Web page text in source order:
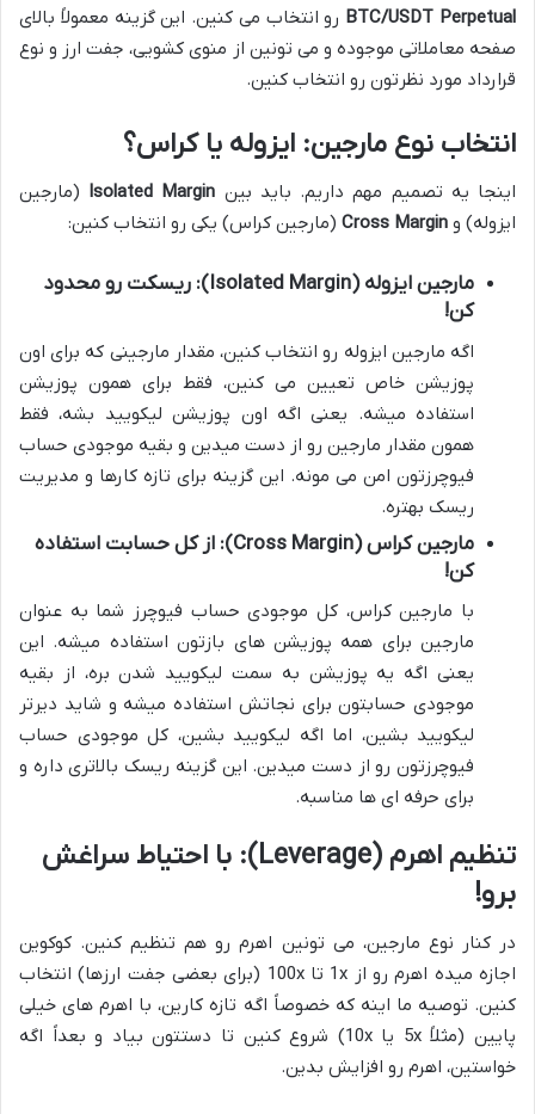
BTC/USDT Perpetual رو انتخاب می کنین. این گزینه معمولاً بالای
صفحه معاملاتی موجوده و می تونین از منوی کشویی، جفت ارز و نوع
قرارداد مورد نظرتون رو انتخاب کنین.
انتخاب نوع مارجین: ایزوله یا کراس؟
اینجا یه تصمیم مهم داریم. باید بین Isolated Margin (مارجین
ایزوله) و Cross Margin (مارجین کراس) یکی رو انتخاب کنین:
مارجین ایزوله (Isolated Margin): ریسکت رو محدود
کن!
اگه مارجین ایزوله رو انتخاب کنین، مقدار مارجینی که برای اون
پوزیشن خاص تعیین می کنین، فقط برای همون پوزیشن
استفاده میشه. یعنی اگه اون پوزیشن لیکویید بشه، فقط
همون مقدار مارجین رو از دست میدین و بقیه موجودی حساب
فیوچرزتون امن می مونه. این گزینه برای تازه کارها و مدیریت
ریسک بهتره.
مارجین کراس (Cross Margin): از کل حسابت استفاده
کن!
با مارجین کراس، کل موجودی حساب فیوچرز شما به عنوان
مارجین برای همه پوزیشن های بازتون استفاده میشه. این
یعنی اگه یه پوزیشن به سمت لیکویید شدن بره، از بقیه
موجودی حسابتون برای نجاتش استفاده میشه و شاید دیرتر
لیکویید بشین، اما اگه لیکویید بشین، کل موجودی حساب
فیوچرزتون رو از دست میدین. این گزینه ریسک بالاتری داره و
برای حرفه ای ها مناسبه.
تنظیم اهرم (Leverage): با احتیاط سراغش
برو!
در کنار نوع مارجین، می تونین اهرم رو هم تنظیم کنین. کوکوین
اجازه میده اهرم رو از 1x تا 100x (برای بعضی جفت ارزها) انتخاب
کنین. توصیه ما اینه که خصوصاً اگه تازه کارین، با اهرم های خیلی
پایین (مثلاً 5x یا 10x) شروع کنین تا دستتون بیاد و بعداً اگه
خواستین، اهرم رو افزایش بدین.